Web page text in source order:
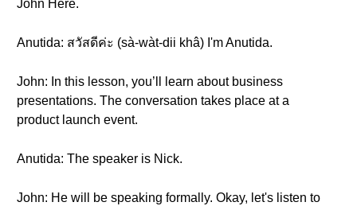
John Here.
Anutida: สวัสดีค่ะ (sà-wàt-dii khâ) I'm Anutida.
John: In this lesson, you’ll learn about business
presentations. The conversation takes place at a
product launch event.
Anutida: The speaker is Nick.
John: He will be speaking formally. Okay, let's listen to